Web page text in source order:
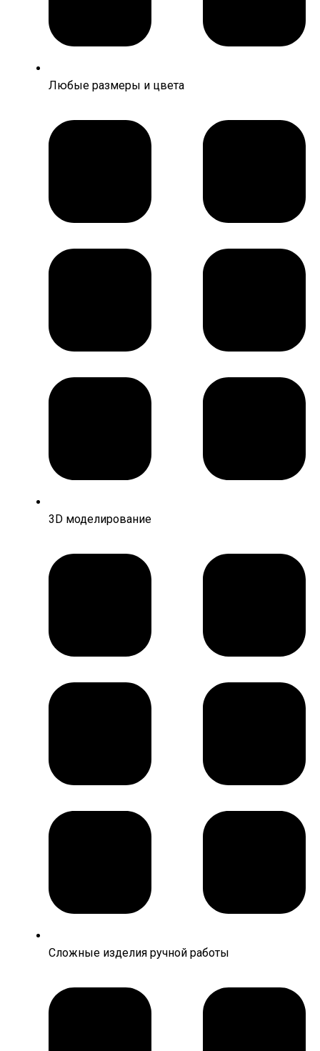
Любые размеры и цвета
3D моделирование
Сложные изделия ручной работы